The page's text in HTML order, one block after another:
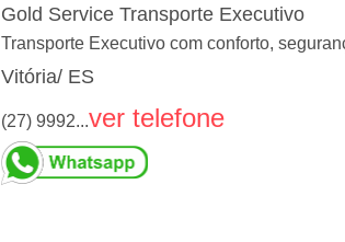
Gold Service Transporte Executivo
Transporte Executivo com conforto,
Vitória/ ES
(27) 9992...ver telefone